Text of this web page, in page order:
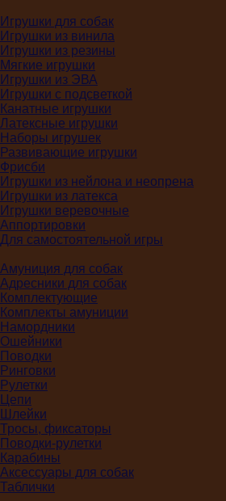
Игрушки для собак
Игрушки из винила
Игрушки из резины
Мягкие игрушки
Игрушки из ЭВА
Игрушки с подсветкой
Канатные игрушки
Латексные игрушки
Наборы игрушек
Развивающие игрушки
Фрисби
Игрушки из нейлона и неопрена
Игрушки из латекса
Игрушки веревочные
Аппортировки
Для самостоятельной игры
Амуниция для собак
Адресники для собак
Комплектующие
Комплекты амуниции
Намордники
Ошейники
Поводки
Ринговки
Рулетки
Цепи
Шлейки
Тросы, фиксаторы
Поводки-рулетки
Карабины
Аксессуары для собак
Таблички